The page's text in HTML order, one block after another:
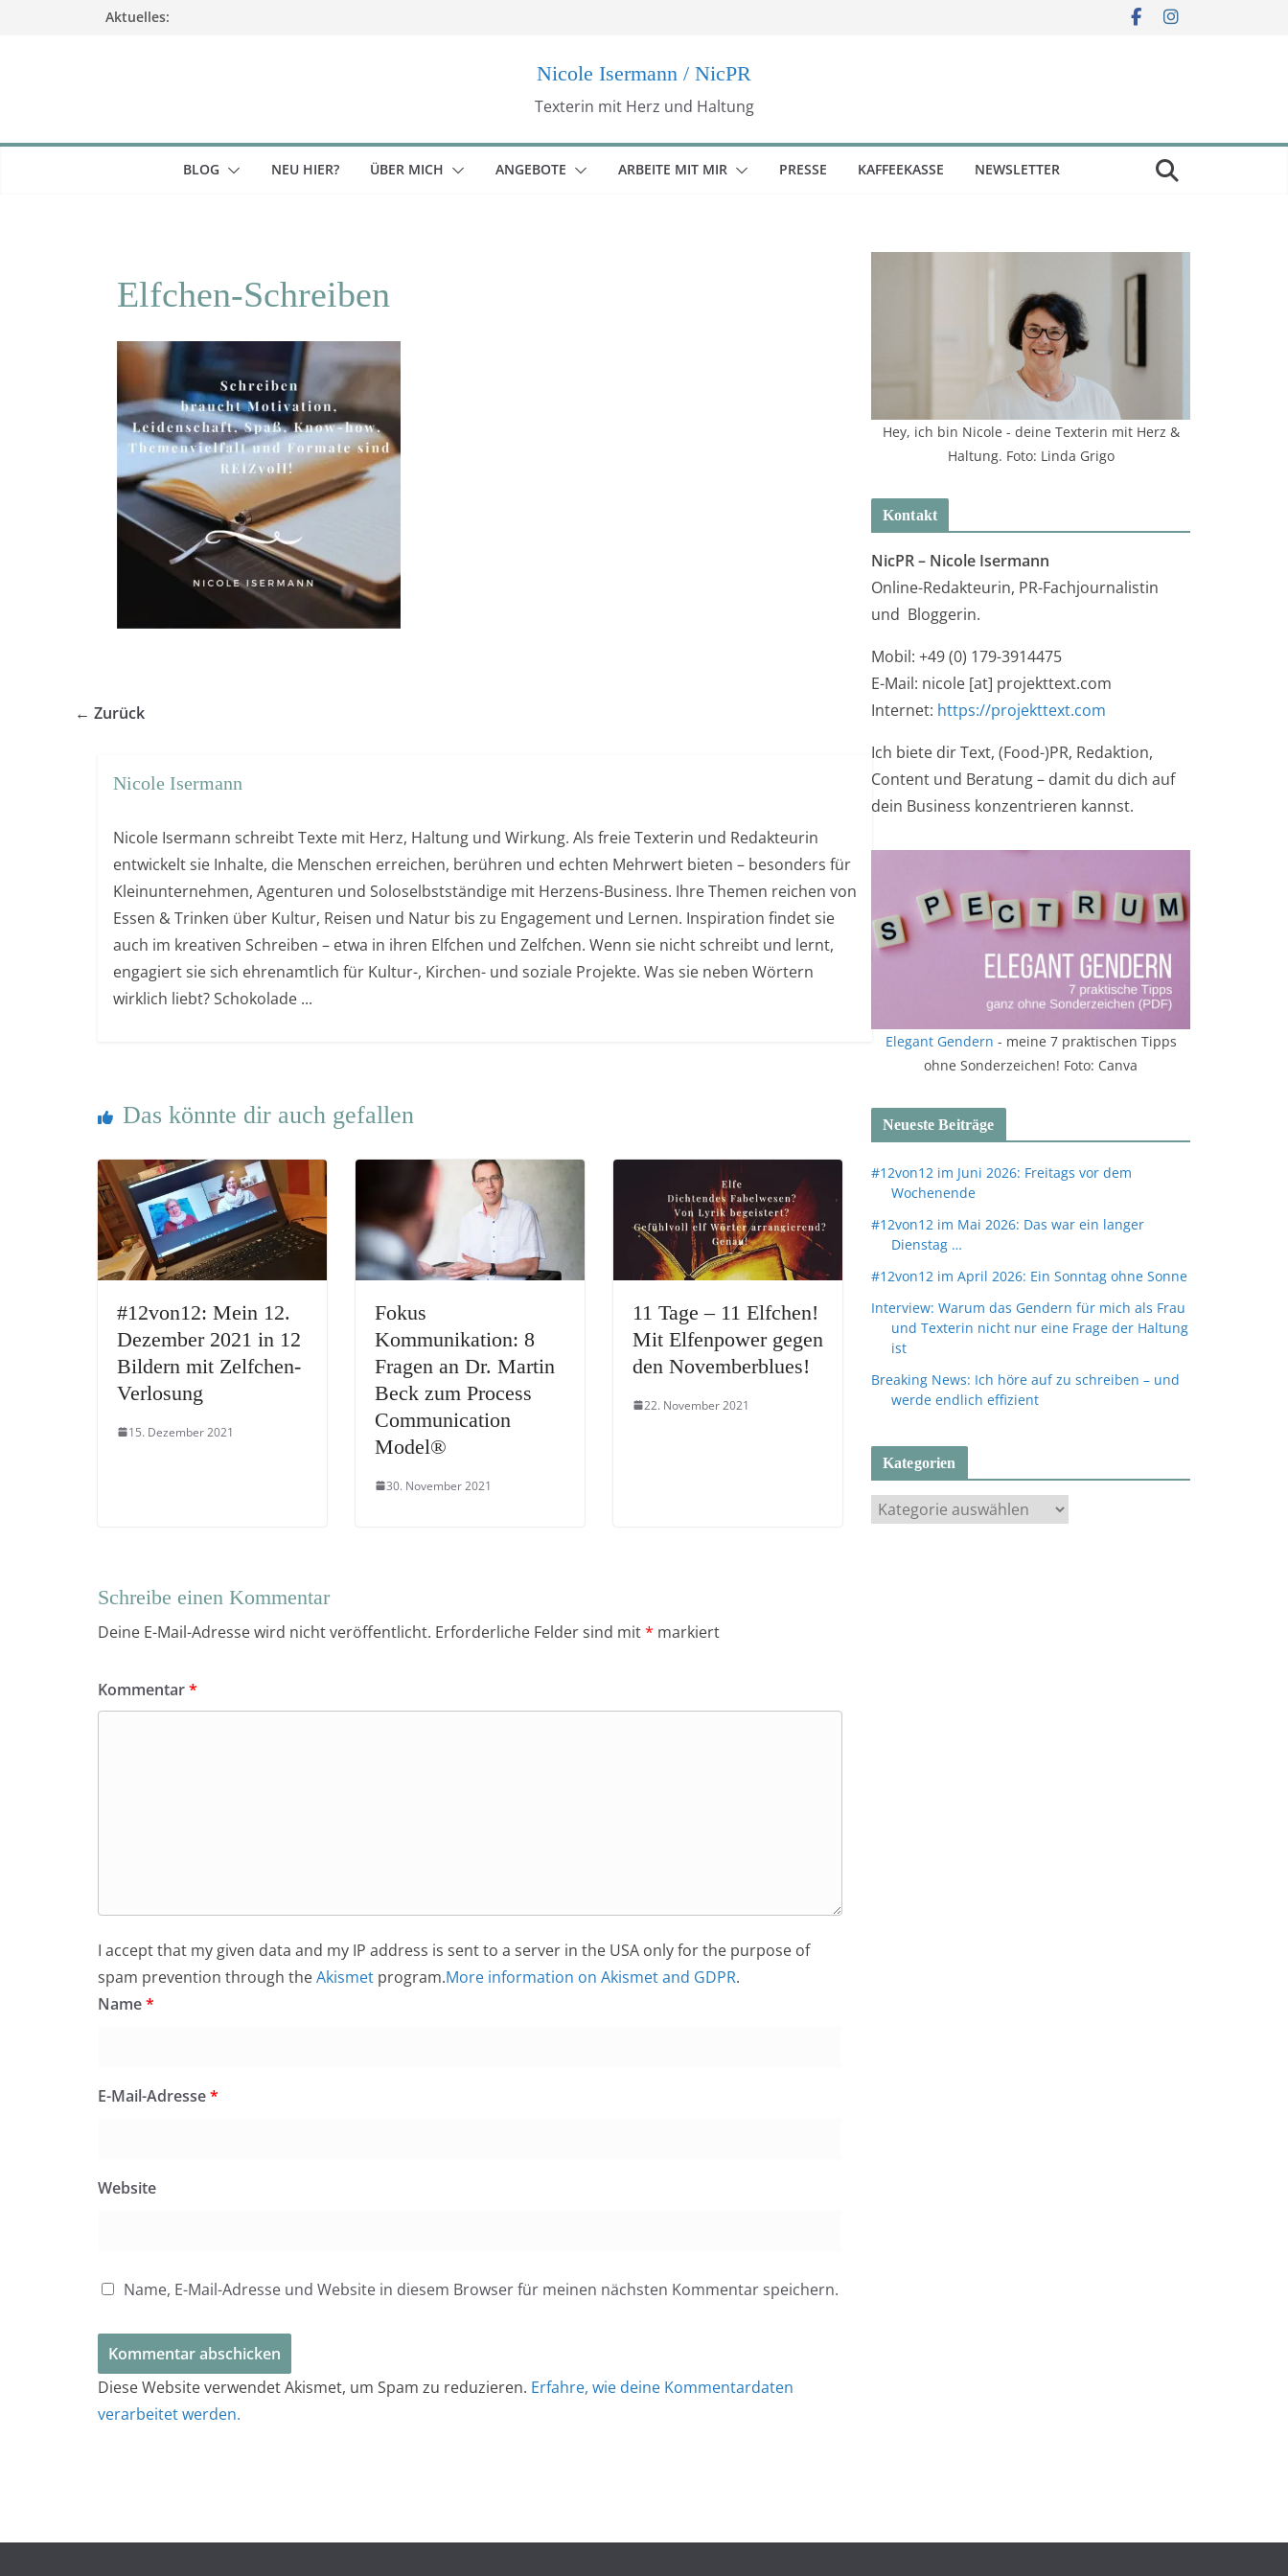
Aktuelles:
Nicole Isermann / NicPR
Texterin mit Herz und Haltung
BLOG NEU HIER? ÜBER MICH ANGEBOTE ARBEITE MIT MIR PRESSE KAFFEEKASSE NEWSLETTER
Elfchen-Schreiben
← Zurück
Nicole Isermann
Nicole Isermann schreibt Texte mit Herz, Haltung und Wirkung. Als freie Texterin und Redakteurin
entwickelt sie Inhalte, die Menschen erreichen, berühren und echten Mehrwert bieten – besonders für
Kleinunternehmen, Agenturen und Soloselbstständige mit Herzens-Business. Ihre Themen reichen von
Essen & Trinken über Kultur, Reisen und Natur bis zu Engagement und Lernen. Inspiration findet sie
auch im kreativen Schreiben – etwa in ihren Elfchen und Zelfchen. Wenn sie nicht schreibt und lernt,
engagiert sie sich ehrenamtlich für Kultur-, Kirchen- und soziale Projekte. Was sie neben Wörtern
wirklich liebt? Schokolade ...
Das könnte dir auch gefallen
#12von12: Mein 12.
Dezember 2021 in 12
Bildern mit Zelfchen-
Verlosung
15. Dezember 2021
Fokus
Kommunikation: 8
Fragen an Dr. Martin
Beck zum Process
Communication
Model®
30. November 2021
11 Tage – 11 Elfchen!
Mit Elfenpower gegen
den Novemberblues!
22. November 2021
Schreibe einen Kommentar
Deine E-Mail-Adresse wird nicht veröffentlicht. Erforderliche Felder sind mit* markiert
Kommentar*
I accept that my given data and my IP address is sent to a server in the USA only for the purpose of
spam prevention through theAkismet program.More information on Akismet and GDPR.
Name*
E-Mail-Adresse*
Website
Name, E-Mail-Adresse und Website in diesem Browser für meinen nächsten Kommentar speichern.
Diese Website verwendet Akismet, um Spam zu reduzieren. Erfahre, wie deine Kommentardaten
verarbeitet werden.
Hey, ich bin Nicole - deine Texterin mit Herz &
Haltung. Foto: Linda Grigo
Kontakt
NicPR – Nicole Isermann
Online-Redakteurin, PR-Fachjournalistin
und Bloggerin.
Mobil: +49 (0) 179-3914475
E-Mail: nicole [at] projekttext.com
Internet: https://projekttext.com
Ich biete dir Text, (Food-)PR, Redaktion,
Content und Beratung – damit du dich auf
dein Business konzentrieren kannst.
Elegant Gendern - meine 7 praktischen Tipps
ohne Sonderzeichen! Foto: Canva
Neueste Beiträge
#12von12 im Juni 2026: Freitags vor dem
Wochenende
#12von12 im Mai 2026: Das war ein langer
Dienstag …
#12von12 im April 2026: Ein Sonntag ohne Sonne
Interview: Warum das Gendern für mich als Frau
und Texterin nicht nur eine Frage der Haltung
ist
Breaking News: Ich höre auf zu schreiben – und
werde endlich effizient
Kategorien
a